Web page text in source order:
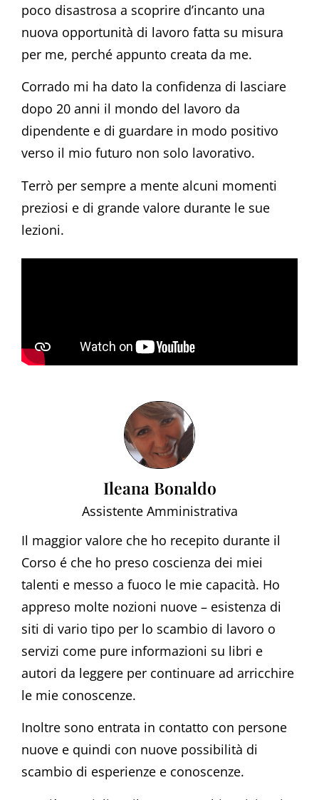
poco disastrosa a scoprire d’incanto una
nuova opportunità di lavoro fatta su misura
per me, perché appunto creata da me.
Corrado mi ha dato la confidenza di lasciare
dopo 20 anni il mondo del lavoro da
dipendente e di guardare in modo positivo
verso il mio futuro non solo lavorativo.
Terrò per sempre a mente alcuni momenti
preziosi e di grande valore durante le sue
lezioni.
Ileana Bonaldo
Assistente Amministrativa
Il maggior valore che ho recepito durante il
Corso é che ho preso coscienza dei miei
talenti e messo a fuoco le mie capacità. Ho
appreso molte nozioni nuove – esistenza di
siti di vario tipo per lo scambio di lavoro o
servizi come pure informazioni su libri e
autori da leggere per continuare ad arricchire
le mie conoscenze.
Inoltre sono entrata in contatto con persone
nuove e quindi con nuove possibilità di
scambio di esperienze e conoscenze.